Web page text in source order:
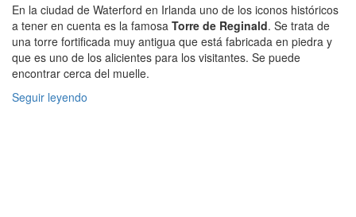
En la ciudad de Waterford en Irlanda uno de los iconos históricos
a tener en cuenta es la famosa Torre de Reginald. Se trata de
una torre fortificada muy antigua que está fabricada en piedra y
que es uno de los alicientes para los visitantes. Se puede
encontrar cerca del muelle.
Seguir leyendo